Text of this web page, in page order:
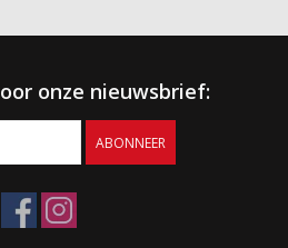
onze nieuwsbrief:
ABONNEER